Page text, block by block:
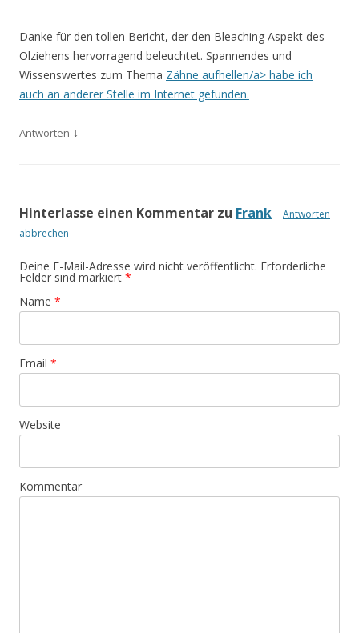
Danke für den tollen Bericht, der den Bleaching Aspekt des
Ölziehens hervorragend beleuchtet. Spannendes und
Wissenswertes zum Thema Zähne aufhellen/a> habe ich
auch an anderer Stelle im Internet gefunden.
Antworten ↓
Hinterlasse einen Kommentar zu Frank
Antworten
abbrechen
Deine E-Mail-Adresse wird nicht veröffentlicht. Erforderliche
Felder sind markiert *
Name *
Email *
Website
Kommentar